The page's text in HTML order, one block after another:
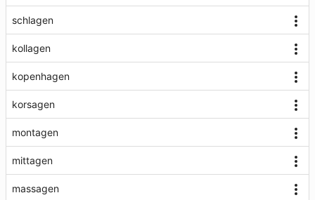
schlagen
kollagen
kopenhagen
korsagen
montagen
mittagen
massagen